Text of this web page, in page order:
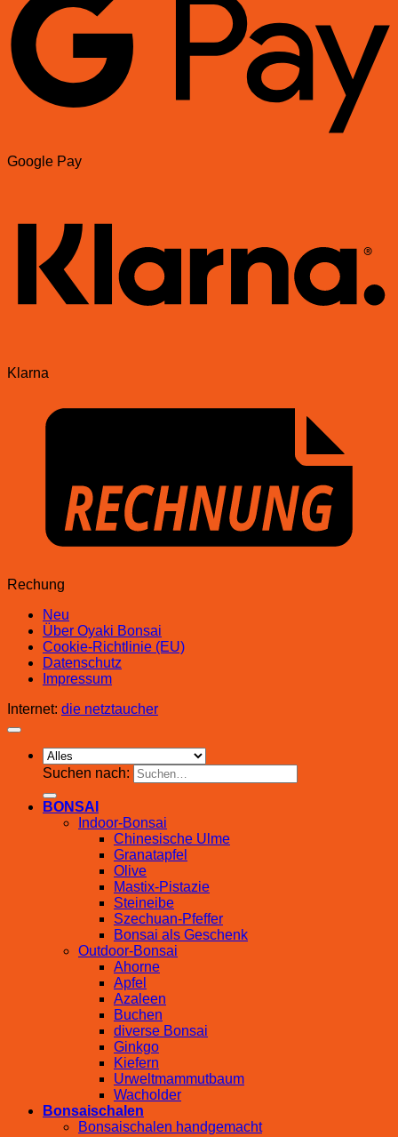
Google Pay
Klarna
Rechung
Neu
Über Oyaki Bonsai
Cookie-Richtlinie (EU)
Datenschutz
Impressum
Internet: die netztaucher
Suchen nach:
BONSAI
Indoor-Bonsai
Chinesische Ulme
Granatapfel
Olive
Mastix-Pistazie
Steineibe
Szechuan-Pfeffer
Bonsai als Geschenk
Outdoor-Bonsai
Ahorne
Apfel
Azaleen
Buchen
diverse Bonsai
Ginkgo
Kiefern
Urweltmammutbaum
Wacholder
Bonsaischalen
Bonsaischalen handgemacht